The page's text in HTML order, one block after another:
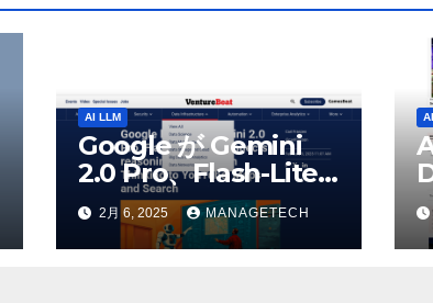
AI LLM
Google が Gemini
2.0 Pro、Flash-Lite
を発表、推論モデル
Flash Thinking を
YouTube、マップ、
2月 6, 2025 MANAGETECH